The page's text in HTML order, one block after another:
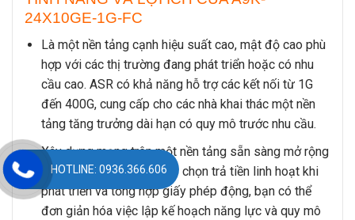
24X10GE-1G-FC
Là một nền tảng cạnh hiệu suất cao, mật độ cao phù
hợp với các thị trường đang phát triển hoặc có nhu
cầu cao. ASR có khả năng hỗ trợ các kết nối từ 1G
đến 400G, cung cấp cho các nhà khai thác một nền
tảng tăng trưởng dài hạn có quy mô trước nhu cầu.
Xây dựng mạng trên một nền tảng sẵn sàng mở rộng
cho ngày mai. Với các tùy chọn trả tiền linh hoạt khi
phát triển và tổng hợp giấy phép động, bạn có thể
đơn giản hóa việc lập kế hoạch năng lực và quy mô
HOTLINE: 0936.366.606